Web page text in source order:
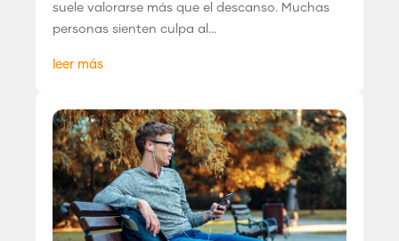
suele valorarse más que el descanso. Muchas
personas sienten culpa al...
leer más